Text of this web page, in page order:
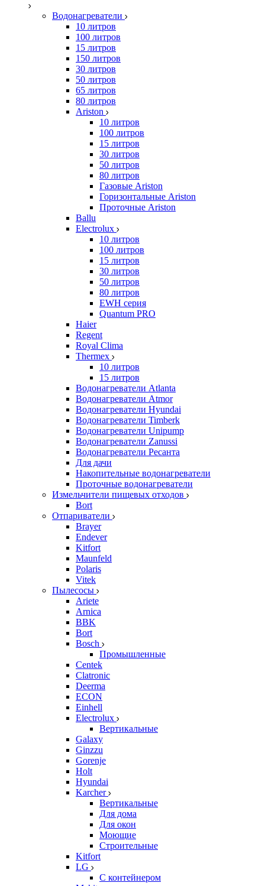
Водонагреватели
10 литров
100 литров
15 литров
150 литров
30 литров
50 литров
65 литров
80 литров
Ariston
10 литров
100 литров
15 литров
30 литров
50 литров
80 литров
Газовые Ariston
Горизонтальные Ariston
Проточные Ariston
Ballu
Electrolux
10 литров
100 литров
15 литров
30 литров
50 литров
80 литров
EWH серия
Quantum PRO
Haier
Regent
Royal Clima
Thermex
10 литров
15 литров
Водонагреватели Atlanta
Водонагреватели Atmor
Водонагреватели Hyundai
Водонагреватели Timberk
Водонагреватели Unipump
Водонагреватели Zanussi
Водонагреватели Ресанта
Для дачи
Накопительные водонагреватели
Проточные водонагреватели
Измельчители пищевых отходов
Bort
Отпариватели
Brayer
Endever
Kitfort
Maunfeld
Polaris
Vitek
Пылесосы
Ariete
Arnica
BBK
Bort
Bosch
Промышленные
Centek
Clatronic
Deerma
ECON
Einhell
Electrolux
Вертикальные
Galaxy
Ginzzu
Gorenje
Holt
Hyundai
Karcher
Вертикальные
Для дома
Для окон
Моющие
Строительные
Kitfort
LG
С контейнером